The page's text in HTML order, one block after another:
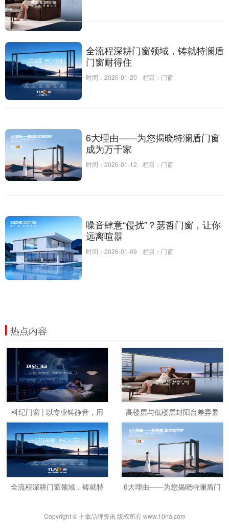
全流程深耕门窗领域，铸就特澜盾
门窗耐得住
时间：2026-01-20 栏目： 门窗
6大理由——为您揭晓特澜盾门窗
成为万千家
时间：2026-01-12 栏目： 门窗
噪音肆意“侵扰”？瑟哲门窗，让你
远离喧嚣
时间：2026-01-09 栏目： 门窗
热点内容
科纪门窗 | 以专业铸静音，用
品质守静谧
高楼层与低楼层封阳台差异显
著！瑟哲帮你找
全流程深耕门窗领域，铸就特
6大理由——为您揭晓特澜盾门
Copyright © 十拿品牌资讯 版权所有 www.10na.com